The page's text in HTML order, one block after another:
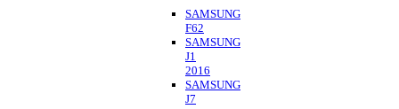
SAMSUNG
F62
SAMSUNG
J1
2016
SAMSUNG
J7